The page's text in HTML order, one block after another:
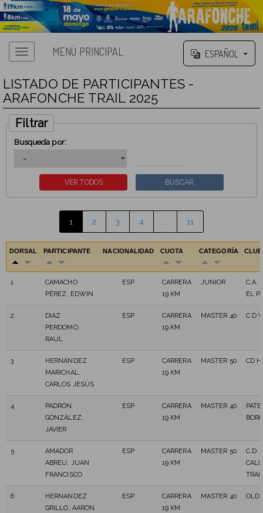
MENÚ PRINCIPAL ESPAÑOL
LISTADO DE PARTICIPANTES -
ARAFONCHE TRAIL 2025
Filtrar
Busqueda por:
1 2 3 4 11
DORSAL PARTICIPANTE NACIONALIDAD CUOTA CATEGORÍA
1
CAMACHO
PÉREZ, EDWIN
ESP
CARRERA
19 KM
JUNIOR
C.A.
EL
2
DIAZ
PERDOMO,
RAUL
ESP
CARRERA
19 KM
MASTER 40 C.D
3
HERNÁNDEZ
MARICHAL,
CARLOS JESÚS
ESP
CARRERA
19 KM
MASTER 50 CD
4
PADRÓN
GONZÁLEZ,
JAVIER
ESP
CARRERA
19 KM
MASTER 40
5
AMADOR
ABREU, JUAN
FRANCISCO
ESP
CARRERA
19 KM
MASTER 50
C.D.
6
HERNANDEZ
GRILLO, AARON
ESP
CARRERA
19 KM
MASTER 40 OLD